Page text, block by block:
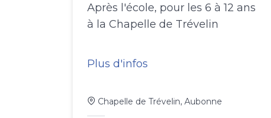
Après l'école, pour les 6 à 12 ans
à la Chapelle de Trévelin
Plus d'infos
Chapelle de Trévelin, Aubonne